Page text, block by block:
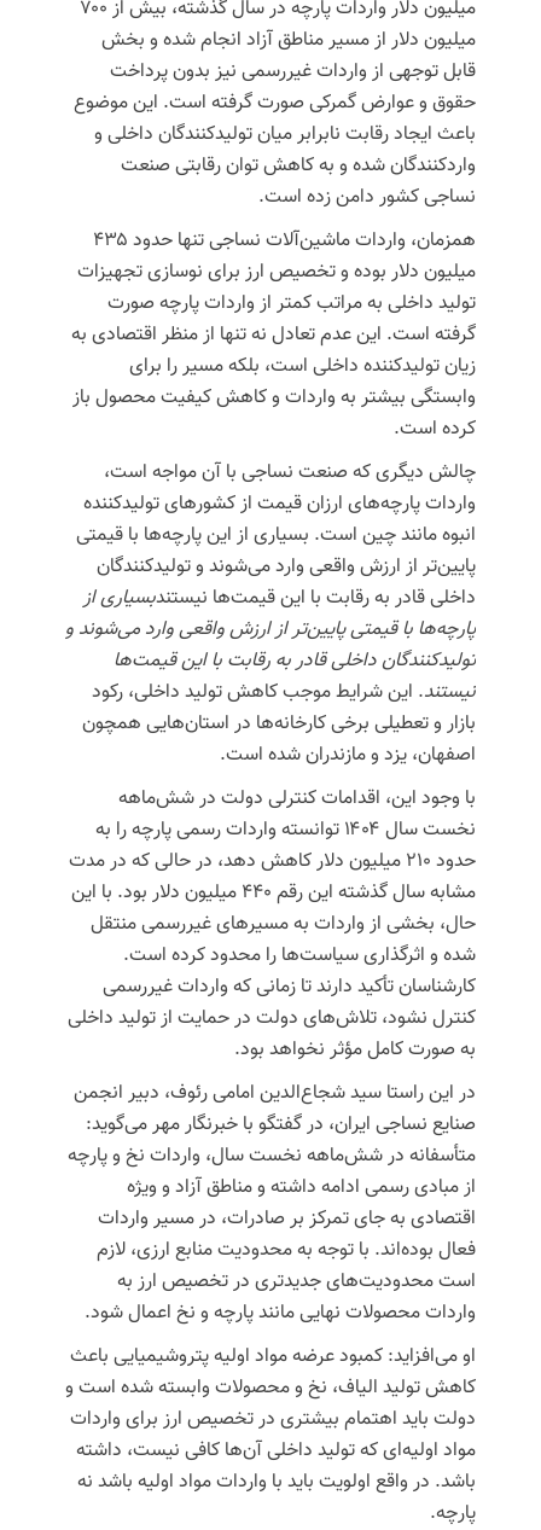
میلیون دلار واردات پارچه در سال گذشته، بیش از ۷۰۰
میلیون دلار از مسیر مناطق آزاد انجام شده و بخش
قابل توجهی از واردات غیررسمی نیز بدون پرداخت
حقوق و عوارض گمرکی صورت گرفته است. این موضوع
باعث ایجاد رقابت نابرابر میان تولیدکنندگان داخلی و
واردکنندگان شده و به کاهش توان رقابتی صنعت
نساجی کشور دامن زده است.
همزمان، واردات ماشین‌آلات نساجی تنها حدود ۴۳۵
میلیون دلار بوده و تخصیص ارز برای نوسازی تجهیزات
تولید داخلی به مراتب کمتر از واردات پارچه صورت
گرفته است. این عدم تعادل نه تنها از منظر اقتصادی به
زیان تولیدکننده داخلی است، بلکه مسیر را برای
وابستگی بیشتر به واردات و کاهش کیفیت محصول باز
کرده است.
چالش دیگری که صنعت نساجی با آن مواجه است،
واردات پارچه‌های ارزان قیمت از کشورهای تولیدکننده
انبوه مانند چین است. بسیاری از این پارچه‌ها با قیمتی
پایین‌تر از ارزش واقعی وارد می‌شوند و تولیدکنندگان
داخلی قادر به رقابت با این قیمت‌ها نیستندبسیاری از
پارچه‌ها با قیمتی پایین‌تر از ارزش واقعی وارد می‌شوند و
تولیدکنندگان داخلی قادر به رقابت با این قیمت‌ها
نیستند. این شرایط موجب کاهش تولید داخلی، رکود
بازار و تعطیلی برخی کارخانه‌ها در استان‌هایی همچون
اصفهان، یزد و مازندران شده است.
با وجود این، اقدامات کنترلی دولت در شش‌ماهه
نخست سال ۱۴۰۴ توانسته واردات رسمی پارچه را به
حدود ۲۱۰ میلیون دلار کاهش دهد، در حالی که در مدت
مشابه سال گذشته این رقم ۴۴۰ میلیون دلار بود. با این
حال، بخشی از واردات به مسیرهای غیررسمی منتقل
شده و اثرگذاری سیاست‌ها را محدود کرده است.
کارشناسان تأکید دارند تا زمانی که واردات غیررسمی
کنترل نشود، تلاش‌های دولت در حمایت از تولید داخلی
به صورت کامل مؤثر نخواهد بود.
در این راستا سید شجاع‌الدین امامی رئوف، دبیر انجمن
صنایع نساجی ایران، در گفتگو با خبرنگار مهر می‌گوید:
متأسفانه در شش‌ماهه نخست سال، واردات نخ و پارچه
از مبادی رسمی ادامه داشته و مناطق آزاد و ویژه
اقتصادی به جای تمرکز بر صادرات، در مسیر واردات
فعال بوده‌اند. با توجه به محدودیت منابع ارزی، لازم
است محدودیت‌های جدیدتری در تخصیص ارز به
واردات محصولات نهایی مانند پارچه و نخ اعمال شود.
او می‌افزاید: کمبود عرضه مواد اولیهپتروشیمیایی باعث
کاهش تولید الیاف، نخ و محصولات وابسته شده است و
دولت باید اهتمام بیشتری در تخصیص ارز برای واردات
مواد اولیه‌ای که تولید داخلی آن‌ها کافی نیست، داشته
باشد. در واقع اولویت باید با واردات مواد اولیه باشد نه
پارچه.